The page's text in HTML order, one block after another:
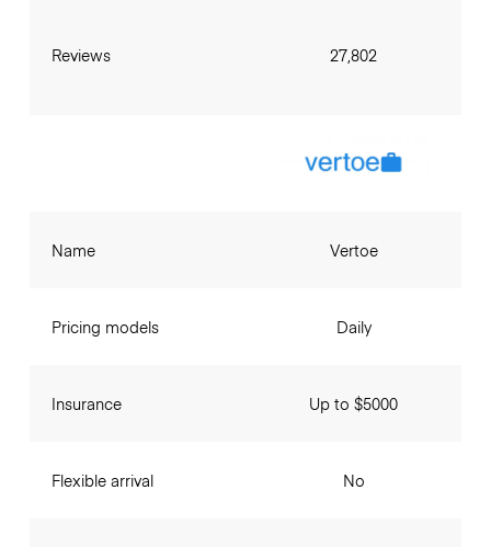
Reviews 27,802
Name
Pricing models
Insurance
Flexible arrival
Vertoe
Daily
Up to $5000
No